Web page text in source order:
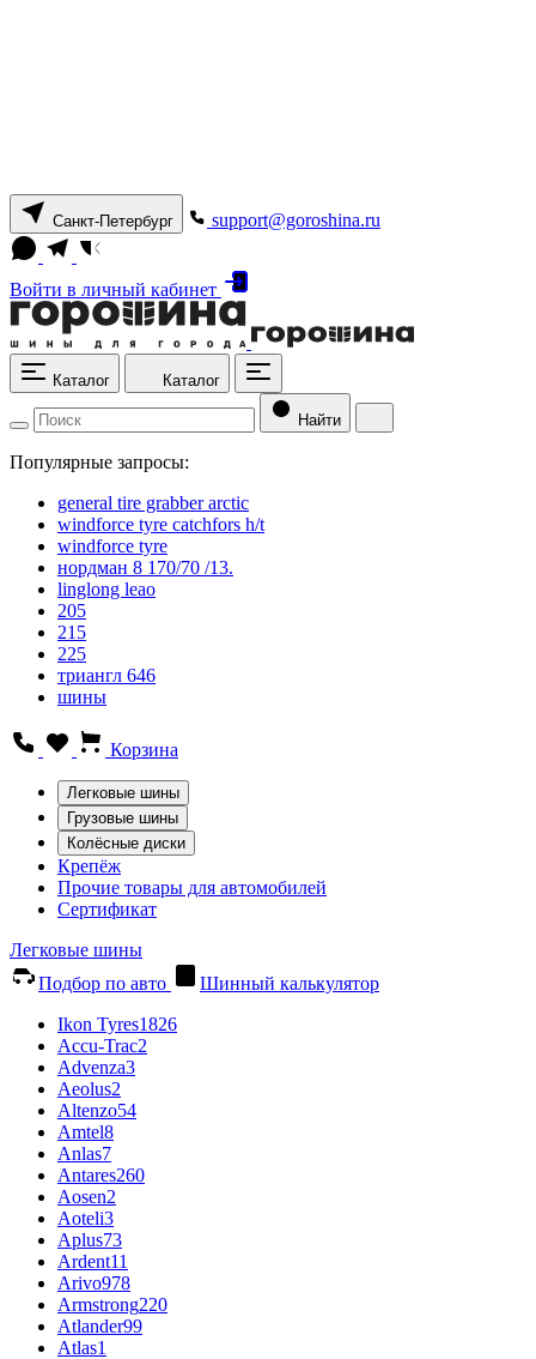
Санкт-Петербург support@goroshina.ru
Войти в личный кабинет
Каталог Каталог
Найти
Популярные запросы:
general tire grabber arctic
windforce tyre catchfors h/t
windforce tyre
нордман 8 170/70 /13.
linglong leao
205
215
225
триангл 646
шины
Корзина
Легковые шины
Грузовые шины
Колёсные диски
Крепёж
Прочие товары для автомобилей
Сертификат
Легковые шины
Подбор по авто
Шинный калькулятор
Ikon Tyres1826
Accu-Trac2
Advenza3
Aeolus2
Altenzo54
Amtel8
Anlas7
Antares260
Aosen2
Aoteli3
Aplus73
Ardent11
Arivo978
Armstrong220
Atlander99
Atlas1